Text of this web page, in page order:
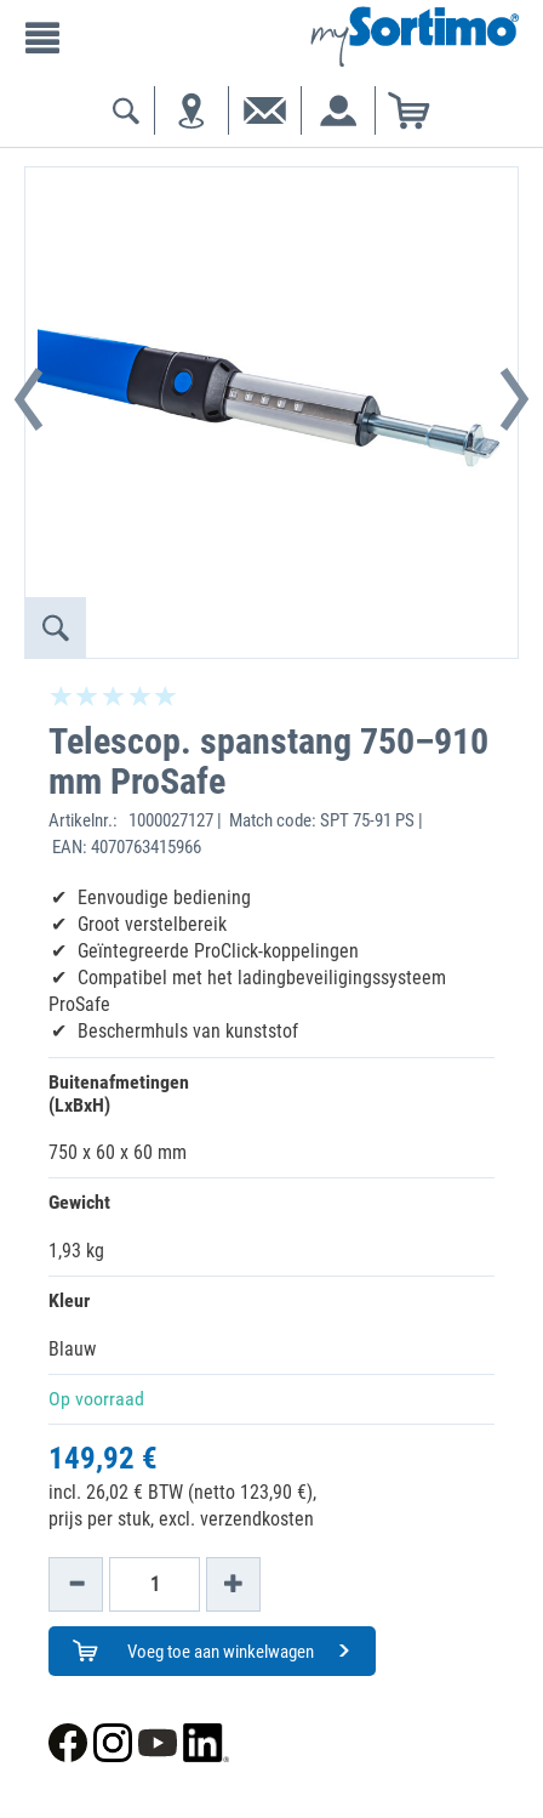
Telescop. spanstang 750–910
mm ProSafe
Artikelnr.:
1000027127 | Match code: SPT 75-91 PS |
EAN: 4070763415966
Eenvoudige bediening
Groot verstelbereik
Geïntegreerde ProClick-koppelingen
Compatibel met het ladingbeveiligingssysteem
ProSafe
Beschermhuls van kunststof
Buitenafmetingen
(LxBxH)
750 x 60 x 60 mm
Gewicht
1,93 kg
Kleur
Blauw
Op voorraad
149,92 €
incl. 26,02 € BTW (netto 123,90 €),
prijs per stuk, excl. verzendkosten
Voeg toe aan winkelwagen